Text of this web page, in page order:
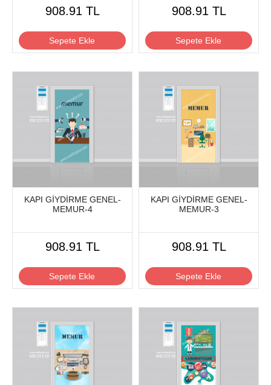
908.91 TL
Sepete Ekle
908.91 TL
Sepete Ekle
KAPI GİYDİRME GENEL-
MEMUR-4
908.91 TL
Sepete Ekle
KAPI GİYDİRME GENEL-
MEMUR-3
908.91 TL
Sepete Ekle